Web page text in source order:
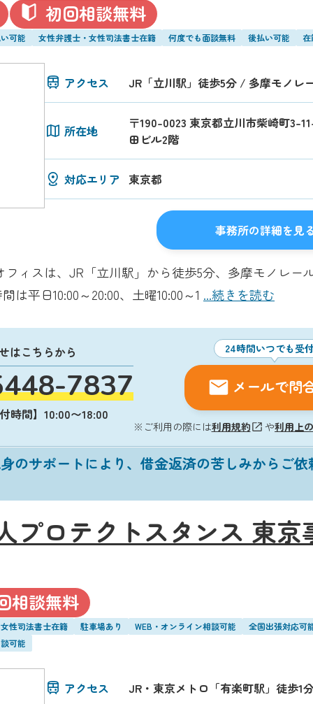
初回相談無料
可能 女性弁護士・女性司法書士在籍 何度でも面談無料 後払い可能
アクセス JR「立川駅」徒歩5分 / 多摩モノレ
所在地
〒190-0023 東京都立川市柴崎町3-
田ビル2階
対応エリア 東京都
事務所の詳細を見
ィスは、JR「立川駅」から徒歩5分、多摩モノレー
平日10:00～20:00、土曜10:00～1 ...続きを読む
はこちらから
7837
時間】10:00〜18:00
24時間いつでも受
メールで問
※ご利用の際には利用規約 や利用上
のサポートにより、借金返済の苦しみからご
プロテクトスタンス 東京
相談無料
性司法書士在籍 駐車場あり WEB・オンライン相談可能
全国出張対応可
可能
アクセス JR・東京メトロ「有楽町駅」徒歩1